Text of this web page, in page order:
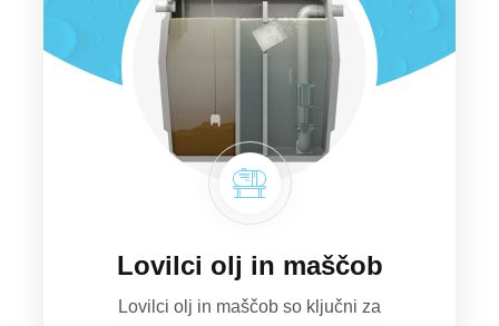
Lovilci olj in maščob
Lovilci olj in maščob so ključni za